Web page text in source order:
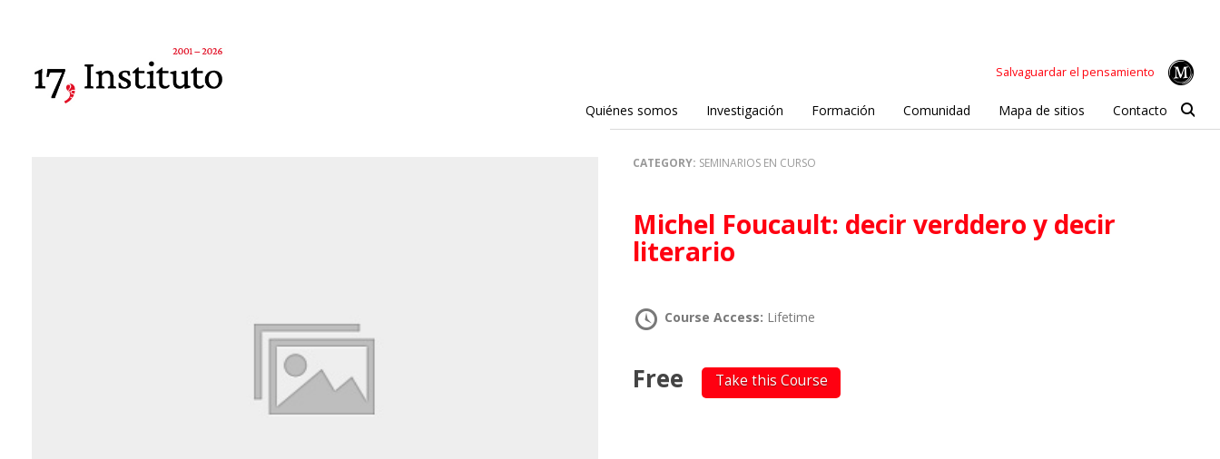
Salvaguardar el pensamiento
Quiénes somos Investigación Formación Comunidad Mapa de sitios Contacto
CATEGORY: SEMINARIOS EN CURSO
Michel Foucault: decir verddero y decir
literario
Course Access: Lifetime
Free Take this Course